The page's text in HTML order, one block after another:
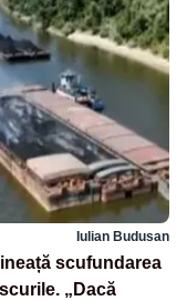
Iulian Budusan
scufundarea
„Dacă